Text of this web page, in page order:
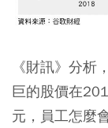
《財訊》分
巨的股價在
元，員工怎麼